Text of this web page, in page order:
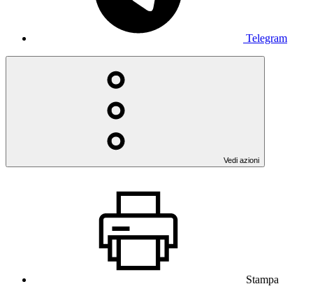
Telegram
Vedi azioni
Stampa